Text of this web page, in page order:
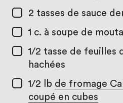
2 tasses de sauce
1 c. à soupe de
1/2 tasse de feuilles
hachées
1/2 lb de fromage
coupé en cubes